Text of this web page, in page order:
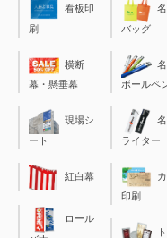
看板印
刷
横断
幕・懸垂幕
現場シ
ート
紅白幕
ロール
バッグ
ボールペ
ライター
印刷